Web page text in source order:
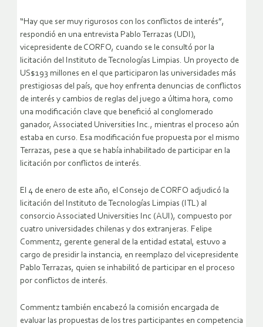
“Hay que ser muy rigurosos con los conflictos de interés”,
respondió en una entrevista Pablo Terrazas (UDI),
vicepresidente de CORFO, cuando se le consultó por la
licitación del Instituto de Tecnologías Limpias. Un proyecto de
US$193 millones en el que participaron las universidades más
prestigiosas del país, que hoy enfrenta denuncias de conflictos
de interés y cambios de reglas del juego a última hora, como
una modificación clave que benefició al conglomerado
ganador, Associated Universities Inc., mientras el proceso aún
estaba en curso. Esa modificación fue propuesta por el mismo
Terrazas, pese a que se había inhabilitado de participar en la
licitación por conflictos de interés.
El 4 de enero de este año, el Consejo de CORFO adjudicó la
licitación del Instituto de Tecnologías Limpias (ITL) al
consorcio Associated Universities Inc (AUI), compuesto por
cuatro universidades chilenas y dos extranjeras. Felipe
Commentz, gerente general de la entidad estatal, estuvo a
cargo de presidir la instancia, en reemplazo del vicepresidente
Pablo Terrazas, quien se inhabilitó de participar en el proceso
por conflictos de interés.
Commentz también encabezó la comisión encargada de
evaluar las propuestas de los tres participantes en competencia